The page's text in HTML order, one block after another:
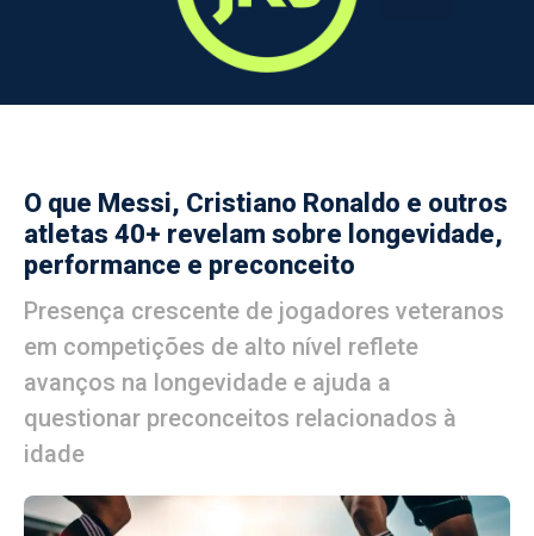
O que Messi, Cristiano Ronaldo e outros
atletas 40+ revelam sobre longevidade,
performance e preconceito
Presença crescente de jogadores veteranos
em competições de alto nível reflete
avanços na longevidade e ajuda a
questionar preconceitos relacionados à
idade